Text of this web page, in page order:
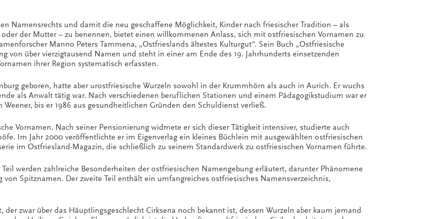
Namensrechts und damit die neu geschaffene Möglichkeit, Kinder nach friesischer Tradition – als
der Mutter – zu benennen, bietet einen willkommenen Anlass, sich mit ostfriesischen Vornamen zu
Manno Peters Tammena, „Ostfrieslands ältestes Kulturgut“. Sein Buch „Ostfriesische
von über vierzigtausend Namen und steht in einer am Ende des 19. Jahrhunderts einsetzenden
ihrer Region systematisch erfassten.
geboren, hatte aber urostfriesische Wurzeln sowohl in der Krummhörn als auch in Aurich. Er wuchs
als Anwalt tätig war. Nach verschiedenen beruflichen Stationen und einem Pädagogikstudium war er
bis er 1986 aus gesundheitlichen Gründen den Schuldienst verließ.
Vornamen. Nach seiner Pensionierung widmete er sich dieser Tätigkeit intensiver, studierte auch
Im Jahr 2000 veröffentlichte er im Eigenverlag ein kleines Büchlein mit ausgewählten ostfriesischen
im Ostfriesland-Magazin, die schließlich zu seinem Standardwerk zu ostfriesischen Vornamen führte.
werden zahlreiche Besonderheiten der ostfriesischen Namengebung erläutert, darunter Phänomene
Spitznamen. Der zweite Teil enthält ein umfangreiches ostfriesisches Namensverzeichnis,
zwar über das Häuptlingsgeschlecht Cirksena noch bekannt ist, dessen Wurzeln aber kaum jemand